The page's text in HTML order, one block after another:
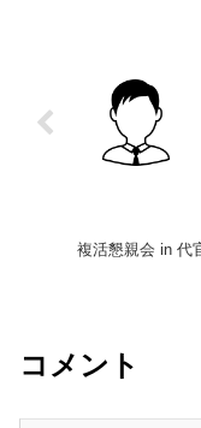
複活懇親会 in 代
コメント